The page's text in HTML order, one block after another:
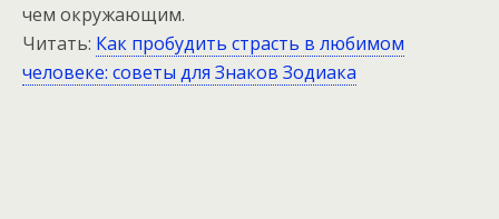
чем окружающим.
Читать: Как пробудить страсть в любимом
человеке: советы для Знаков Зодиака